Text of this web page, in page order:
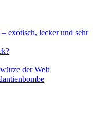
exotisch, lecker und sehr
der Welt